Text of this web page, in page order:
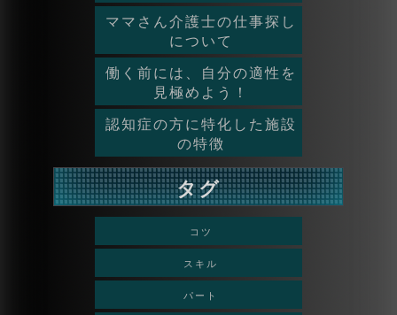
ママさん介護士の仕事探し
について
働く前には、自分の適性を
見極めよう！
認知症の方に特化した施設
の特徴
タグ
コツ
スキル
パート